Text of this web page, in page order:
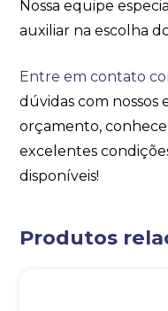
Nossa equipe
auxiliar na escolha
Entre em contato
dúvidas com nossos
orçamento,
excelentes
disponíveis!
Produtos